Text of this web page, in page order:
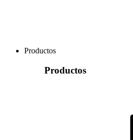
Productos
Productos